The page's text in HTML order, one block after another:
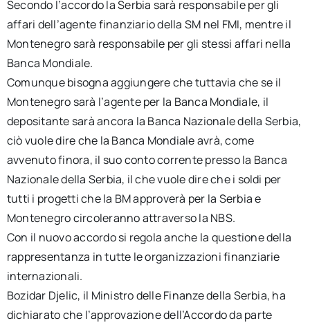
Secondo l’accordo la Serbia sarà responsabile per gli
affari dell’agente finanziario della SM nel FMI, mentre il
Montenegro sarà responsabile per gli stessi affari nella
Banca Mondiale.
Comunque bisogna aggiungere che tuttavia che se il
Montenegro sarà l’agente per la Banca Mondiale, il
depositante sarà ancora la Banca Nazionale della Serbia,
ciò vuole dire che la Banca Mondiale avrà, come
avvenuto finora, il suo conto corrente presso la Banca
Nazionale della Serbia, il che vuole dire che i soldi per
tutti i progetti che la BM approverà per la Serbia e
Montenegro circoleranno attraverso la NBS.
Con il nuovo accordo si regola anche la questione della
rappresentanza in tutte le organizzazioni finanziarie
internazionali.
Bozidar Djelic, il Ministro delle Finanze della Serbia, ha
dichiarato che l’approvazione dell’Accordo da parte